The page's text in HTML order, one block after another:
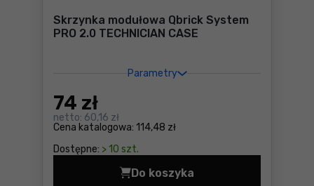
Skrzynka modułowa Qbrick System
PRO 2.0 TECHNICIAN CASE
Parametry
Cena katalogowa: 114,48 zł
74 zł
netto: 60,16 zł
Dostępne: > 10 szt.
Do koszyka
Skrzynka modułowa Qbrick